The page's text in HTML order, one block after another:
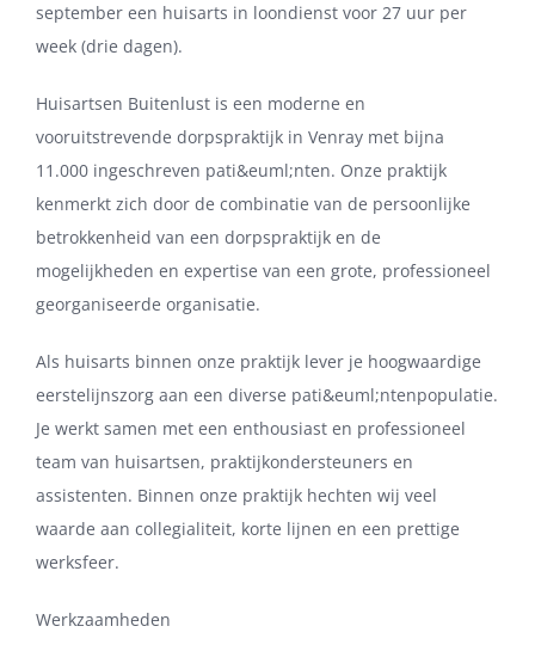
september een huisarts in loondienst voor 27 uur per
week (drie dagen).
Huisartsen Buitenlust is een moderne en
vooruitstrevende dorpspraktijk in Venray met bijna
11.000 ingeschreven pati&euml;nten. Onze praktijk
kenmerkt zich door de combinatie van de persoonlijke
betrokkenheid van een dorpspraktijk en de
mogelijkheden en expertise van een grote, professioneel
georganiseerde organisatie.
Als huisarts binnen onze praktijk lever je hoogwaardige
eerstelijnszorg aan een diverse pati&euml;ntenpopulatie.
Je werkt samen met een enthousiast en professioneel
team van huisartsen, praktijkondersteuners en
assistenten. Binnen onze praktijk hechten wij veel
waarde aan collegialiteit, korte lijnen en een prettige
werksfeer.
Werkzaamheden